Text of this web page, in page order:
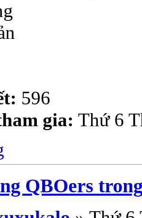
596
gia: Thứ 6
QBOers